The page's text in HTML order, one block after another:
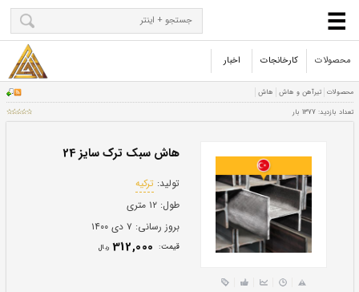
محصولات کارخانجات اخبار
هاش سبک ترک سایز 24